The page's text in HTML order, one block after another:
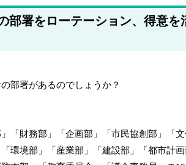
部署をローテーション、得意を
部署があるのでしょうか？
「財務部」「企画部」「市民協創部」「文
「環境部」「産業部」「建設部」「都市計